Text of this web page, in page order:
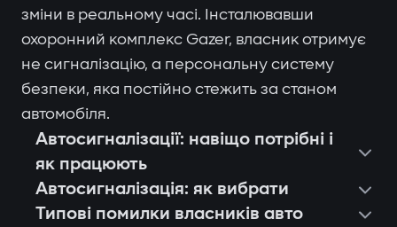
зміни в реальному часі. Інсталювавши
охоронний комплекс Gazer, власник отримує
не сигналізацію, а персональну систему
безпеки, яка постійно стежить за станом
автомобіля.
Автосигналізації: навіщо потрібні і
як працюють
Автосигналізація: як вибрати
Типові помилки власників авто